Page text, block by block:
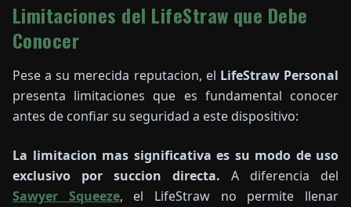
Limitaciones del LifeStraw que Debe
Conocer
Pese a su merecida reputacion, el LifeStraw Personal
presenta limitaciones que es fundamental conocer
antes de confiar su seguridad a este dispositivo:
La limitacion mas significativa es su modo de uso
exclusivo por succion directa. A diferencia del
Sawyer Squeeze, el LifeStraw no permite llenar